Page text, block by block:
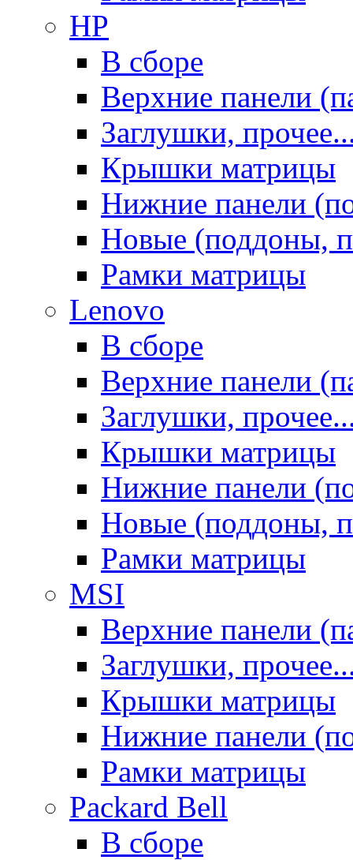
HP
В сборе
Верхние панели
Заглушки,
Крышки матрицы
Нижние панели
Новые (поддоны,
Рамки матрицы
Lenovo
В сборе
Верхние панели
Заглушки,
Крышки матрицы
Нижние панели
Новые (поддоны,
Рамки матрицы
MSI
Верхние панели
Заглушки,
Крышки матрицы
Нижние панели
Рамки матрицы
Packard Bell
В сборе